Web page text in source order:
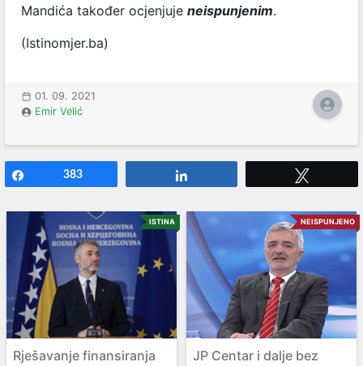
Mandića također ocjenjuje neispunjenim.
(Istinomjer.ba)
01. 09. 2021
Emir Velić
383
ISTINA
Rješavanje finansiranja
NEISPUNJENO
JP Centar i dalje bez